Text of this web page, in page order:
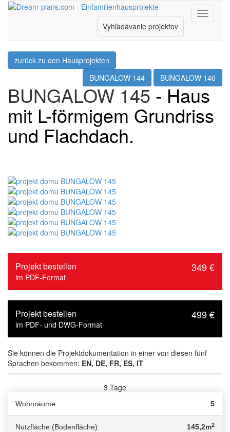
Menu
Vyhľadávanie projektov
zurück zu den Hausprojekten
BUNGALOW 144
BUNGALOW 146
BUNGALOW 145- Haus
mit L-förmigem Grundriss
und Flachdach.
Projekt bestellen
im PDF-Format
349 €
Projekt bestellen
im PDF- und DWG-Format
499 €
Sie können die Projektdokumentation in einer von diesen fünf
Sprachen bekommen: EN, DE, FR, ES, IT
3 Tage
Wohnräume 5
Nutzfläche (Bodenfläche) 145,2m2